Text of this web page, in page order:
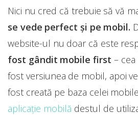
Nici nu cred că trebuie să vă
se vede perfect și pe mobil.
website-ul nu doar că este
fost gândit mobile first –
fost versiunea de mobil, apoi
fost creată pe baza celei
aplicație mobilă destul de